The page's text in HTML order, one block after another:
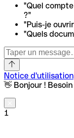
"Quel
?"
"Puis-je
"Quels
Notice d'utilisation
👋 Bonjour !
1